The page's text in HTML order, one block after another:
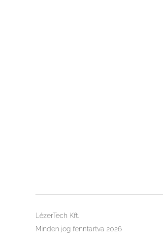
LézerTech Kft.
Minden jog fenntartva 2026